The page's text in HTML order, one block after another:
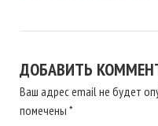
ДОБАВИТЬ
Ваш адрес email не будет
помечены *